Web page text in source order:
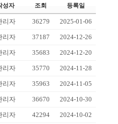
성자 조회 등록일
리자 36279 2025-01-06
리자 37187 2024-12-26
리자 35683 2024-12-20
리자 35770 2024-11-28
리자 35963 2024-11-05
리자 36670 2024-10-30
리자 42294 2024-10-02